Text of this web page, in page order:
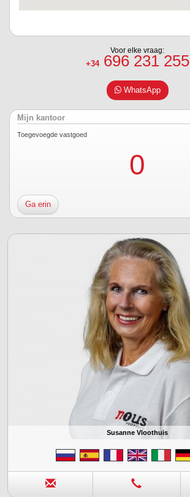
Voor elke vraag:
+34696 231 255
WhatsApp
Mijn kantoor
Toegevoegde vastgoed
0
Ga erin
Susanne Vloothuis